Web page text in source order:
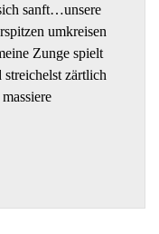
sanft…unsere
umkreisen
Zunge spielt
zärtlich